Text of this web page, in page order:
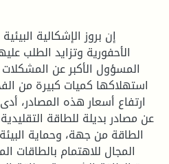
إن بروز الإشكالية
الأحفورية وتزايد الطلب
المسؤول الأكبر عن المشكلات
استهلاكها كميات كبيرة من
ارتفاع أسعار هذه المصادر،
عن مصادر بديلة للطاقة
الطاقة من جهة، وحماية
المجال للاهتمام بالطاقات